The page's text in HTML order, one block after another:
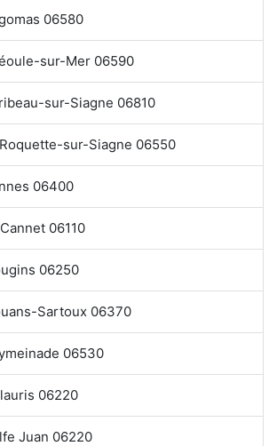
06580
sur-Mer 06590
sur-Siagne 06810
sur-Siagne 06550
06400
06110
06250
Sartoux 06370
06530
06220
Juan 06220